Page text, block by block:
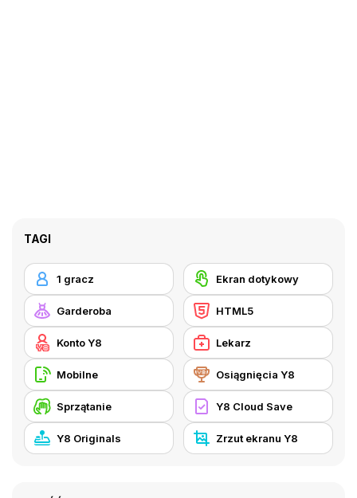
TAGI
1 gracz Ekran dotykowy
Garderoba HTML5
Konto Y8 Lekarz
Mobilne Osiągnięcia Y8
Sprzątanie Y8 Cloud Save
Y8 Originals Zrzut ekranu Y8